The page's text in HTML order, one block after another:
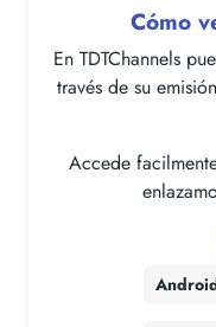
Cómo
En TDTChannels
través de su
Accede